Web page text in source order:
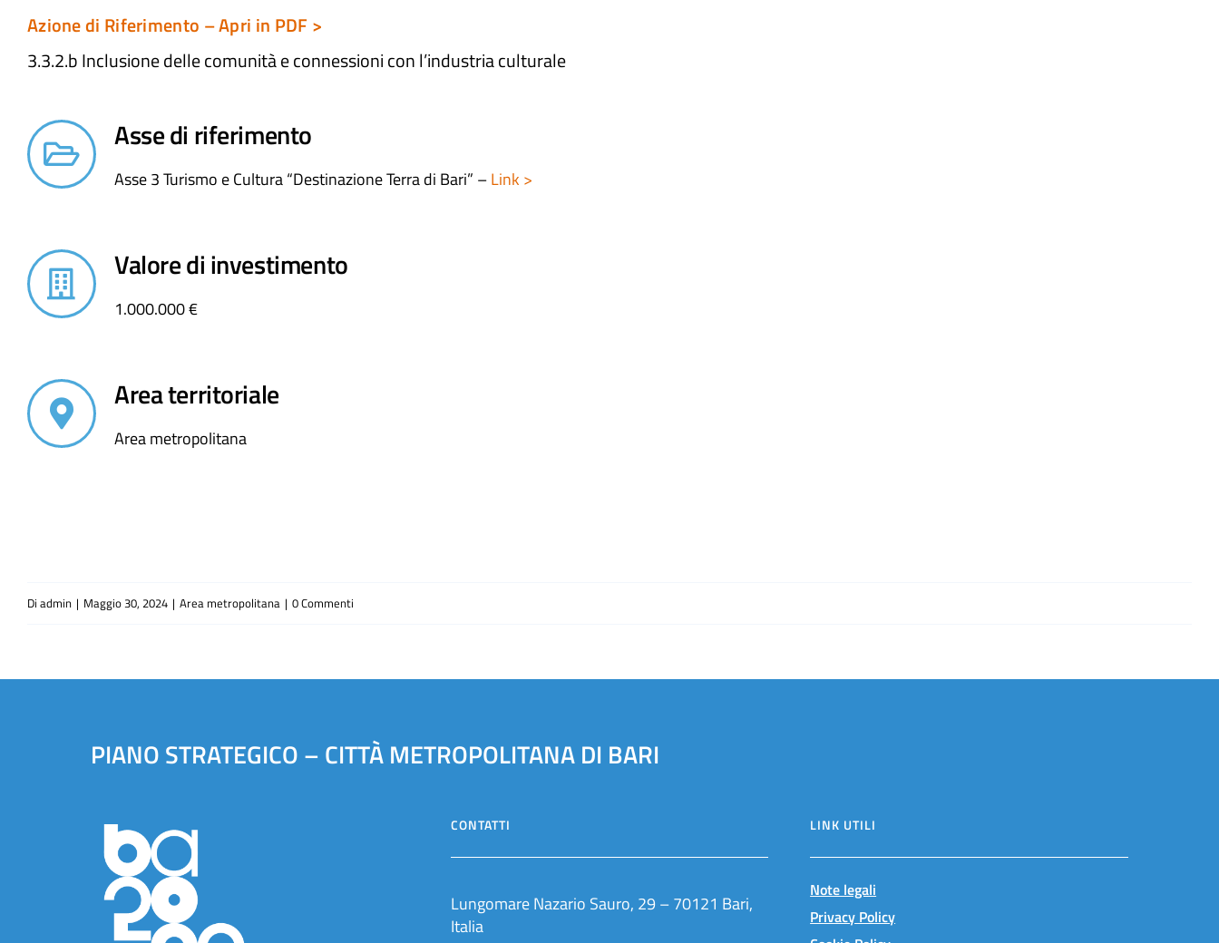
Azione di Riferimento – Apri in PDF >
3.3.2.b Inclusione delle comunità e connessioni con l’industria culturale
Asse di riferimento
Asse 3 Turismo e Cultura “Destinazione Terra di Bari” –Link >
Valore di investimento
1.000.000 €
Area territoriale
Area metropolitana
Di admin | Maggio 30, 2024 | Area metropolitana | 0 Commenti
PIANO STRATEGICO – CITTÀ METROPOLITANA DI BARI
CONTATTI
Lungomare Nazario Sauro, 29 – 70121 Bari,
Italia
LINK UTILI
Note legali
Privacy Policy